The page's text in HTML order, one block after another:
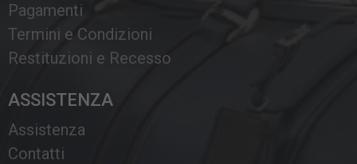
Pagamenti
Termini e Condizioni
Restituzioni e Recesso
ASSISTENZA
Assistenza
Contatti